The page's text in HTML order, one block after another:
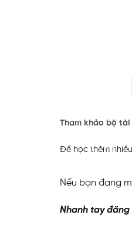
Tham khảo bộ tài
Để học thêm nhiều
Nếu bạn đang
Nhanh tay đăng